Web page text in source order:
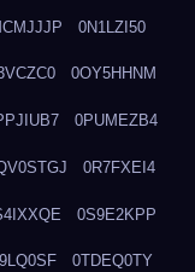
0N1LZI50
0OY5HHNM
0PUMEZB4
0R7FXEI4
0S9E2KPP
0TDEQ0TY